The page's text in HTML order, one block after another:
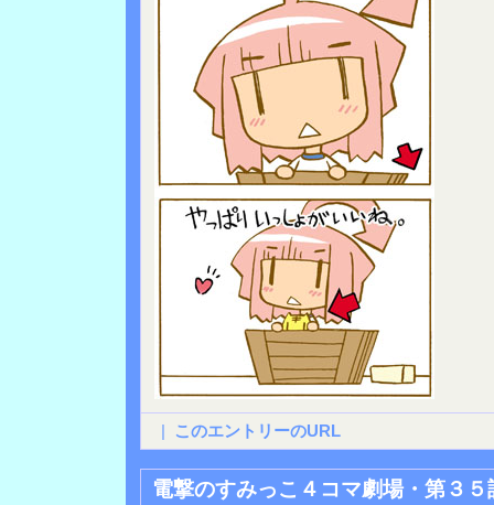
| このエントリーのURL
電撃のすみっこ４コマ劇場・第３